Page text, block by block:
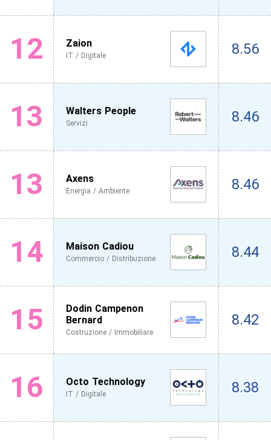
12 Zaion
IT / Digitale 8.56
13 Walters People
Servizi 8.46
13 Axens
Energia / Ambiente 8.46
14 Maison Cadiou
Commercio / Distribuzione 8.44
15
Dodin Campenon
Bernard
Costruzione / Immobiliare
8.42
16 Octo Technology
IT / Digitale 8.38